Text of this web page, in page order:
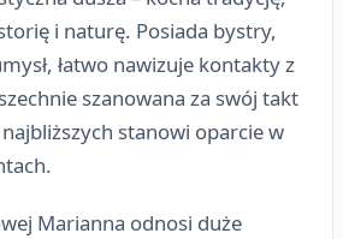
i naturę. Posiada bystry,
łatwo nawizuje kontakty z
szanowana za swój takt
stanowi oparcie w
Marianna odnosi duże